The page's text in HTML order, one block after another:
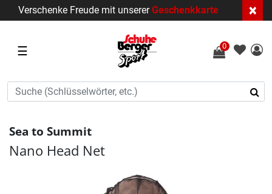
Verschenke Freude mit unsererGeschenkkarte ×
☰ 0
Sea to Summit
Nano Head Net